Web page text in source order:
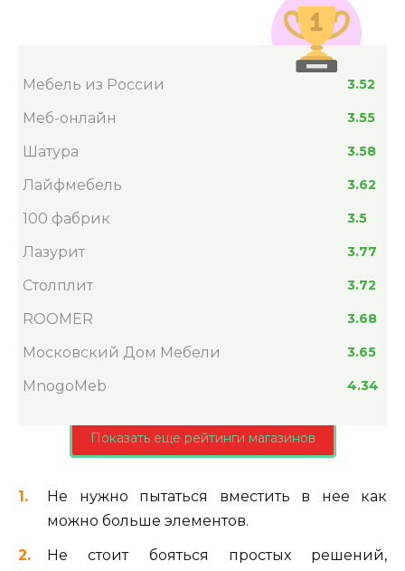
Мебель из России 3.52
Меб-онлайн 3.55
Шатура 3.58
Лайфмебель 3.62
100 фабрик 3.5
Лазурит 3.77
Столплит 3.72
ROOMER 3.68
Московский Дом Мебели 3.65
MnogoMeb 4.34
Показать еще рейтинги магазинов
Не нужно пытаться вместить в нее как
можно больше элементов.
Не стоит бояться простых решений,